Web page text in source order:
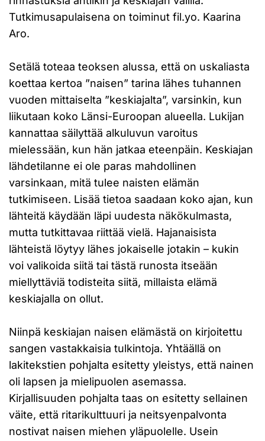
Tutkimusapulaisena on toiminut fil.yo. Kaarina
Aro.
Setälä toteaa teoksen alussa, että on uskaliasta
koettaa kertoa ”naisen” tarina lähes tuhannen
vuoden mittaiselta ”keskiajalta”, varsinkin, kun
liikutaan koko Länsi-Euroopan alueella. Lukijan
kannattaa säilyttää alkuluvun varoitus
mielessään, kun hän jatkaa eteenpäin. Keskiajan
lähdetilanne ei ole paras mahdollinen
varsinkaan, mitä tulee naisten elämän
tutkimiseen. Lisää tietoa saadaan koko ajan, kun
lähteitä käydään läpi uudesta näkökulmasta,
mutta tutkittavaa riittää vielä. Hajanaisista
lähteistä löytyy lähes jokaiselle jotakin – kukin
voi valikoida siitä tai tästä runosta itseään
miellyttäviä todisteita siitä, millaista elämä
keskiajalla on ollut.
Niinpä keskiajan naisen elämästä on kirjoitettu
sangen vastakkaisia tulkintoja. Yhtäällä on
lakitekstien pohjalta esitetty yleistys, että nainen
oli lapsen ja mielipuolen asemassa.
Kirjallisuuden pohjalta taas on esitetty sellainen
väite, että ritarikulttuuri ja neitsyenpalvonta
nostivat naisen miehen yläpuolelle. Usein